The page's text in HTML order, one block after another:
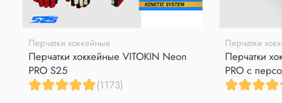
Перчатки хоккейные
Перчатки хоккейные VITOKIN Neon
PRO S25
(1173)
Перчатки
Перчатки
PRO с